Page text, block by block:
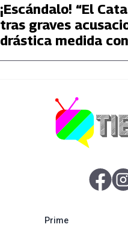
¡Escándalo! “El
tras graves
drástica medida
Primeabre en nueva